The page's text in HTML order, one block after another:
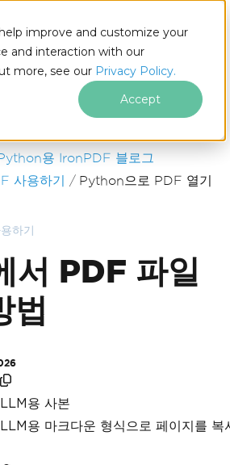
improve and customize your
and interaction with our
more, see our Privacy Policy.
Accept
용 IronPDF 블로그
사용하기
Python으로 PDF 열기
하기
PDF 파일
법
LLM용 사본
LLM용 마크다운 형식으로 페이지를 복